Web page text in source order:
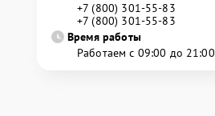
+7 (800) 301-55-83
+7 (800) 301-55-83
Время работы
Работаем с 09:00 до 21:00